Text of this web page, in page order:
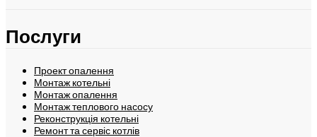
Послуги
Проект опалення
Монтаж котельні
Монтаж опалення
Монтаж теплового насосу
Реконструкція котельні
Ремонт та сервіс котлів